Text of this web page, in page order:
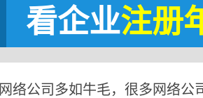
看企业注册
络公司多如牛毛，很多网络公